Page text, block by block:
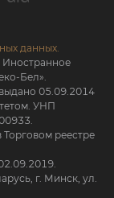
данных.
Иностранное
Бел».
05.09.2014
УНП
реестре
г. Минск, ул.